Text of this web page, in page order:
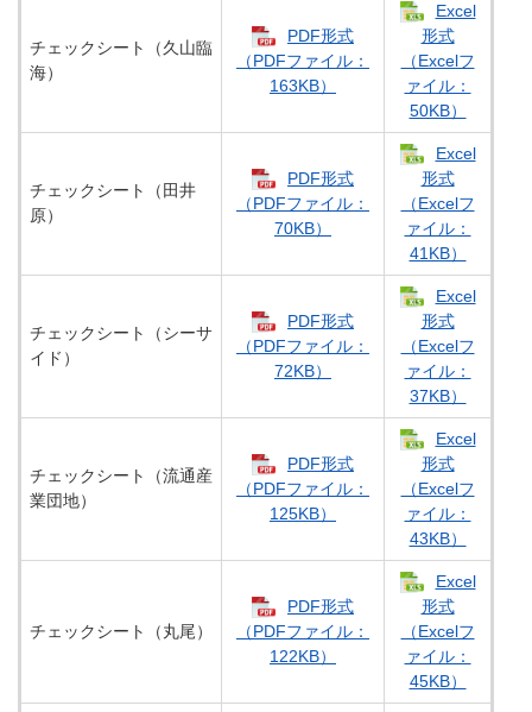
チェックシート（久山臨
海）
PDF形式
（PDFファイル：
163KB）
Excel
形式
（Excelフ
ァイル：
50KB）
チェックシート（田井
原）
PDF形式
（PDFファイル：
70KB）
Excel
形式
（Excelフ
ァイル：
41KB）
チェックシート（シーサ
イド）
PDF形式
（PDFファイル：
72KB）
Excel
形式
（Excelフ
ァイル：
37KB）
チェックシート（流通産
業団地）
PDF形式
（PDFファイル：
125KB）
Excel
形式
（Excelフ
ァイル：
43KB）
チェックシート（丸尾）
PDF形式
（PDFファイル：
122KB）
Excel
形式
（Excelフ
ァイル：
45KB）